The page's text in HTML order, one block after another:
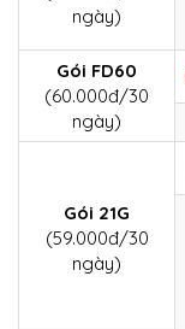
ngày)
Gói FD60
(60.000đ/30
ngày)
Gói 21G
(59.000đ/30
ngày)